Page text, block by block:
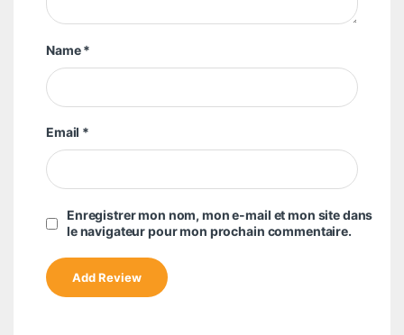
Name*
Email *
Enregistrer mon nom, mon e-mail et mon site dans
le navigateur pour mon prochain commentaire.